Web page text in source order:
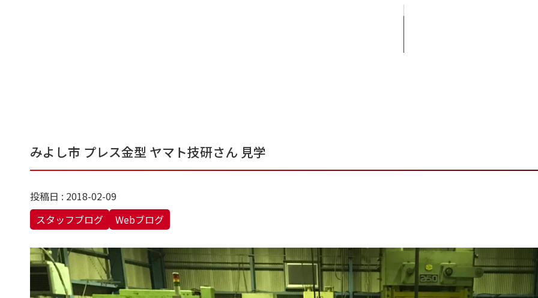
みよし市 プレス金型 ヤマト技研さん 見学
投稿日 : 2018-02-09
スタッフブログ
Webブログ